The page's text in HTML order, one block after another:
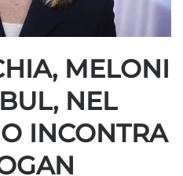
MELONI
NEL
INCONTRA